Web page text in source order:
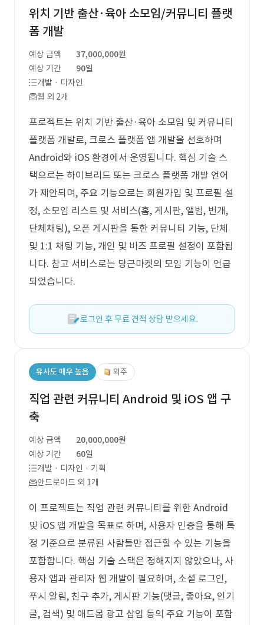
위치 기반 출산·육아 소모임/커뮤니티 플랫
폼 개발
예상 금액
37,000,000원
예상 기간
90일
개발 · 디자인
웹 외 2개
프로젝트는 위치 기반 출산·육아 소모임 및 커뮤니티
플랫폼 개발로, 크로스 플랫폼 앱 개발을 선호하며
Android와 iOS 환경에서 운영됩니다. 핵심 기술 스
택으로는 하이브리드 또는 크로스 플랫폼 개발 언어
가 제안되며, 주요 기능으로는 회원가입 및 프로필 설
정, 소모임 리스트 및 서비스(홈, 게시판, 앨범, 번개,
단체채팅), 오픈 게시판을 통한 커뮤니티 기능, 단체
및 1:1 채팅 기능, 개인 및 비즈 프로필 설정이 포함됩
니다. 참고 서비스로는 당근마켓의 모임 기능이 언급
되었습니다.
로그인 후 무료 견적 상담 받으세요.
유사도 매우 높음 외주
직업 관련 커뮤니티 Android 및 iOS 앱 구
축
예상 금액
20,000,000원
예상 기간
60일
개발 · 디자인 · 기획
안드로이드 외 1개
이 프로젝트는 직업 관련 커뮤니티를 위한 Android
및 iOS 앱 개발을 목표로 하며, 사용자 인증을 통해 특
정 기준으로 분류된 사람들만 접근할 수 있는 기능을
포함합니다. 핵심 기술 스택은 정해지지 않았으나, 사
용자 앱과 관리자 웹 개발이 필요하며, 소셜 로그인,
푸시 알림, 친구 추가, 게시판 기능(댓글, 좋아요, 인기
글, 검색) 및 애드몹 광고 삽입 등의 주요 기능이 포함